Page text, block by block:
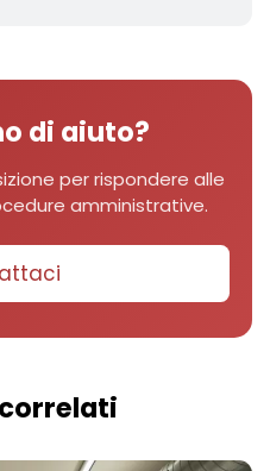
di aiuto?
per rispondere alle
amministrative.